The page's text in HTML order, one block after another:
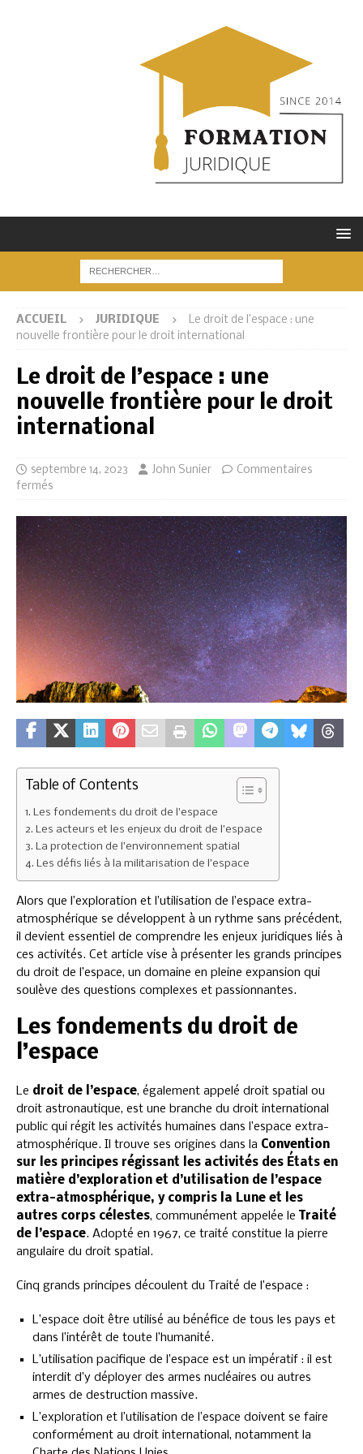
ACCUEIL JURIDIQUE
Le droit de l’espace : une
nouvelle frontière pour le droit international
Le droit de l’espace : une
nouvelle frontière pour le droit
international
septembre 14, 2023 John Sunier
Commentaires
fermés
Table of Contents
Les fondements du droit de l’espace
Les acteurs et les enjeux du droit de l’espace
La protection de l’environnement spatial
Les défis liés à la militarisation de l’espace
Alors que l’exploration et l’utilisation de l’espace extra-
atmosphérique se développent à un rythme sans précédent,
il devient essentiel de comprendre les enjeux juridiques liés à
ces activités. Cet article vise à présenter les grands principes
du droit de l’espace, un domaine en pleine expansion qui
soulève des questions complexes et passionnantes.
Les fondements du droit de
l’espace
Le droit de l’espace, également appelé droit spatial ou
droit astronautique, est une branche du droit international
public qui régit les activités humaines dans l’espace extra-
atmosphérique. Il trouve ses origines dans la Convention
sur les principes régissant les activités des États en
matière d’exploration et d’utilisation de l’espace
extra-atmosphérique, y compris la Lune et les
autres corps célestes, communément appelée le
Traité
de l’espace. Adopté en 1967, ce traité constitue la pierre
angulaire du droit spatial.
Cinq grands principes découlent du Traité de l’espace :
L’espace doit être utilisé au bénéfice de tous les pays et
dans l’intérêt de toute l’humanité.
L’utilisation pacifique de l’espace est un impératif : il est
interdit d’y déployer des armes nucléaires ou autres
armes de destruction massive.
L’exploration et l’utilisation de l’espace doivent se faire
conformément au droit international, notamment la